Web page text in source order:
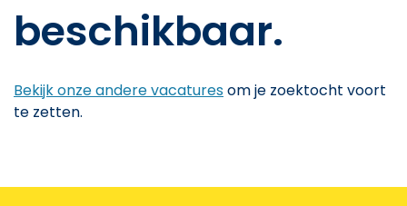
beschikbaar.
Bekijk onze andere vacaturesom je zoektocht voort
te zetten.